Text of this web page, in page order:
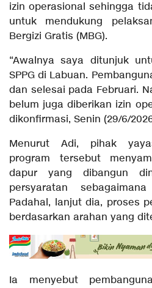
izin operasional sehingga
untuk mendukung
Bergizi Gratis (MBG).
“Awalnya saya ditunjuk
SPPG di Labuan.
dan selesai pada Februari.
belum juga diberikan izin
dikonfirmasi, Senin (29/6/
Menurut Adi, pihak
program tersebut
dapur yang dibangun
persyaratan
Padahal, lanjut dia, proses
berdasarkan arahan yang
Ia menyebut